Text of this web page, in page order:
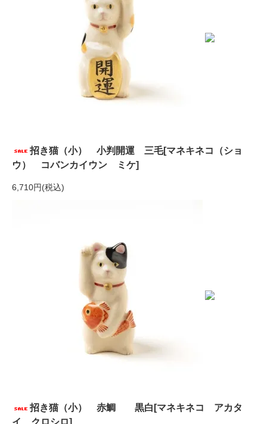
招き猫（小） 小判開運 三毛[マネキネコ（ショ
ウ） コバンカイウン ミケ]
6,710円(税込)
招き猫（小） 赤鯛 黒白[マネキネコ アカタ